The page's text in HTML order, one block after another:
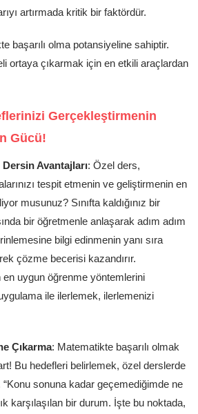
artırmada kritik bir faktördür.
başarılı olma potansiyeline sahiptir.
ortaya çıkarmak için en etkili araçlardan
Gerçekleştirmenin
Gücü!
Avantajları: Özel ders,
tespit etmenin ve geliştirmenin en
musunuz? Sınıfta kaldığınız bir
bir öğretmenle anlaşarak adım adım
bilgi edinmenin yanı sıra
çözme becerisi kazandırır.
uygun öğrenme yöntemlerini
ile ilerlemek, ilerlemenizi
Çıkarma: Matematikte başarılı olmak
Bu hedefleri belirlemek, özel derslerde
“Konu sonuna kadar geçemediğimde ne
karşılaşılan bir durum. İşte bu noktada,